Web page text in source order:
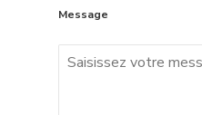
Message